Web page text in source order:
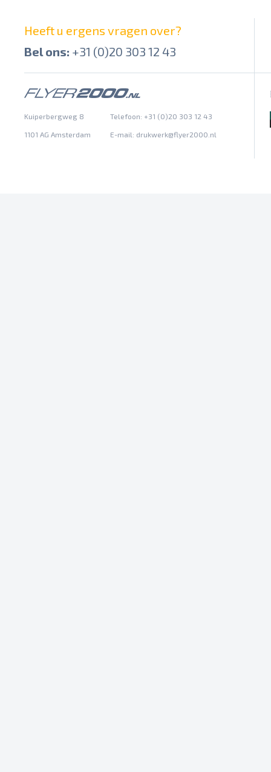
Heeft u ergens vragen over?
Bel ons: +31 (0)20 303 12 43
Kuiperbergweg 8 Telefoon: +31 (0)20 303 12 43
1101 AG Amsterdam E-mail: drukwerk@flyer2000.nl